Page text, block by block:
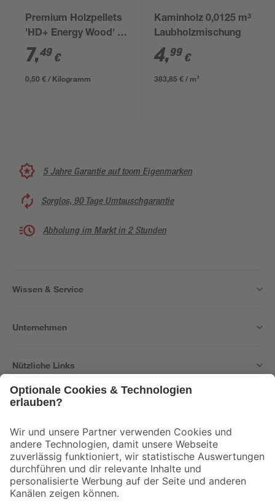
Premium Holzpellets
'HD+ Energy Wood' Ø
6 mm, 15 kg
7,49 €
0,50 € / Kilogramm
Kaminholz 0,0125 m³
Laubholzmischung
4,99 €
383,85 € / m³
5 Jahre Garantie auf toom Eigenmarken
Sorglos, 90 Tage Umtauschgarantie
Abholung im Markt in 2 Stunden
Wissen & Service
Unternehmen
Nützliche Links
Der toom Newsletter: Keine Angebote und Aktionen mehr verpassen!
Zur Newsletter Anmeldung
Folge uns